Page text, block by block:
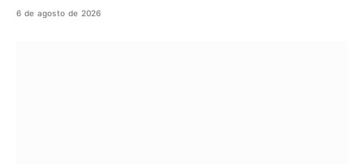
6 de agosto de 2026